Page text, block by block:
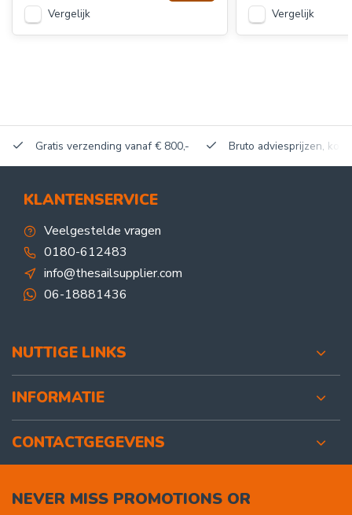
Vergelijk Vergelijk
Gratis verzending vanaf € 800,- Bruto adviesprijzen,
KLANTENSERVICE
Veelgestelde vragen
0180-612483
info@thesailsupplier.com
06-18881436
NUTTIGE LINKS
INFORMATIE
CONTACTGEGEVENS
NEVER MISS PROMOTIONS OR